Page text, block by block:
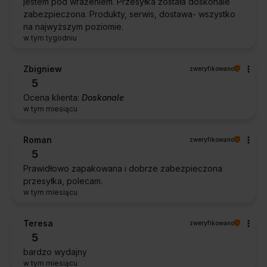
zabezpieczona. Produkty, serwis, dostawa- wszystko
na najwyższym poziomie.
w tym tygodniu
Zbigniew zweryfikowano
5
Ocena klienta: Doskonale
w tym miesiącu
Roman zweryfikowano
5
Prawidłowo zapakowana i dobrze zabezpieczona
przesyłka, polecam.
w tym miesiącu
Teresa zweryfikowano
5
bardzo wydajny
w tym miesiącu